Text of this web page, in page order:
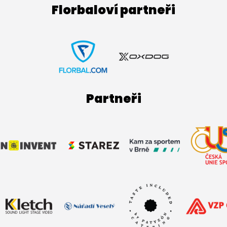
Florbaloví partneři
Partneři